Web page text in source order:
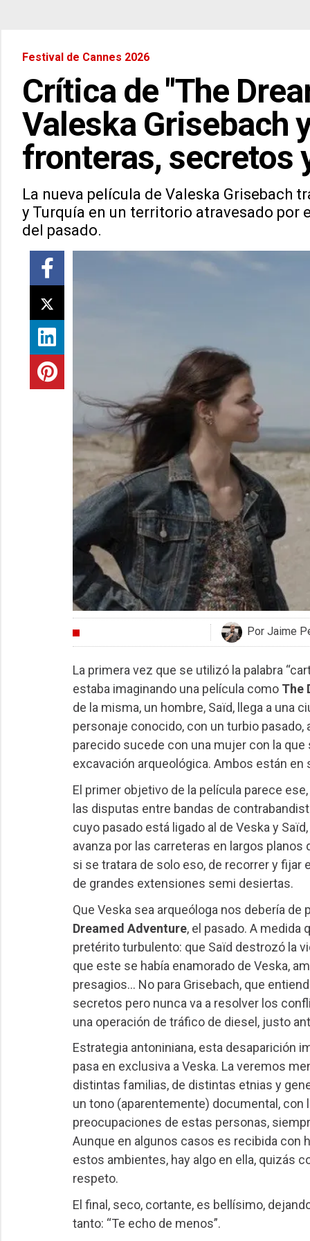
Festival de Cannes 2026
Crítica de "The
Valeska Grisebach
fronteras, secretos
La nueva película de Valeska Grisebach
y Turquía en un territorio atravesado por
del pasado.
Por Jaime
La primera vez que se utilizó la palabra
estaba imaginando una película como The
de la misma, un hombre, Saïd, llega a una
personaje conocido, con un turbio pasado,
parecido sucede con una mujer con la que
excavación arqueológica. Ambos están
El primer objetivo de la película parece ese,
las disputas entre bandas de
cuyo pasado está ligado al de Veska y
avanza por las carreteras en largos
si se tratara de solo eso, de recorrer y fijar
de grandes extensiones semi desiertas.
Que Veska sea arqueóloga nos debería
Dreamed Adventure, el pasado. A medida
pretérito turbulento: que Saïd destrozó la
que este se había enamorado de Veska,
presagios… No para Grisebach, que
secretos pero nunca va a resolver los
una operación de tráfico de diesel, justo
Estrategia antoniniana, esta desaparición
pasa en exclusiva a Veska. La veremos
distintas familias, de distintas etnias y
un tono (aparentemente) documental, con
preocupaciones de estas personas,
Aunque en algunos casos es recibida con
estos ambientes, hay algo en ella, quizás
respeto.
El final, seco, cortante, es bellísimo,
tanto: “Te echo de menos”.